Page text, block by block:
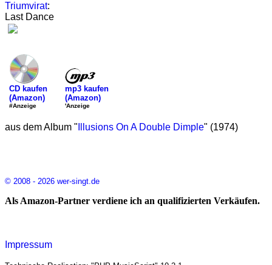
Triumvirat:
Last Dance
CD kaufen
(Amazon)
#Anzeige
mp3 kaufen
(Amazon)
'Anzeige
aus dem Album " Illusions On A Double Dimple" (1974)
© 2008 - 2026 wer-singt.de
Als Amazon-Partner verdiene ich an qualifizierten Verkäufen.
Impressum